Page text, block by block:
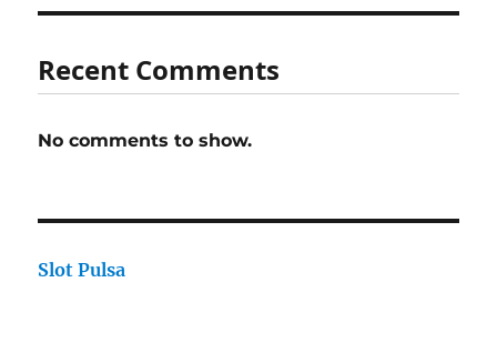
Recent Comments
No comments to show.
Slot Pulsa